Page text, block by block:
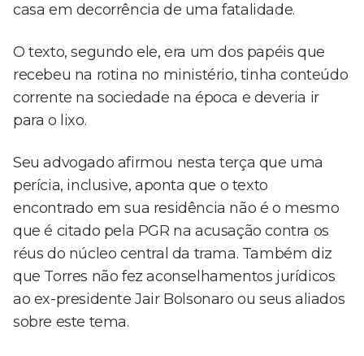
casa em decorrência de uma fatalidade.
O texto, segundo ele, era um dos papéis que
recebeu na rotina no ministério, tinha conteúdo
corrente na sociedade na época e deveria ir
para o lixo.
Seu advogado afirmou nesta terça que uma
perícia, inclusive, aponta que o texto
encontrado em sua residência não é o mesmo
que é citado pela PGR na acusação contra os
réus do núcleo central da trama. Também diz
que Torres não fez aconselhamentos jurídicos
ao ex-presidente Jair Bolsonaro ou seus aliados
sobre este tema.